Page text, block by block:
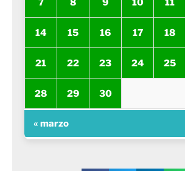
7 8 9 10 11
14 15 16 17 18
21 22 23 24 25
28 29 30
« marzo